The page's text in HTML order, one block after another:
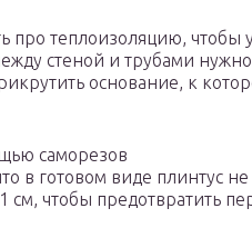
про теплоизоляцию, чтобы
стеной и трубами
основание, к
саморезов
в готовом виде плинтус
см, чтобы предотвратить